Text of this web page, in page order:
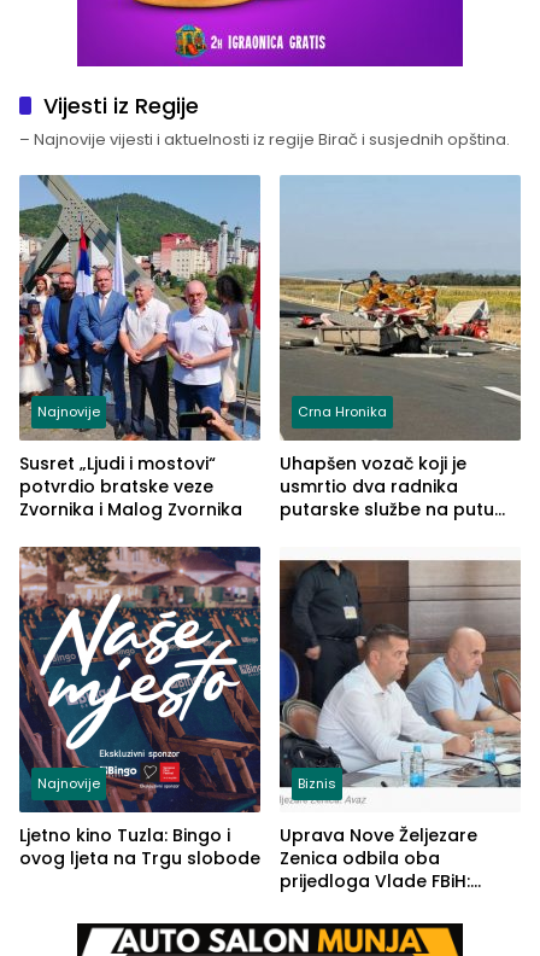
Vijesti iz Regije
– Najnovije vijesti i aktuelnosti iz regije Birač i susjednih opština.
Najnovije
Susret „Ljudi i mostovi“
potvrdio bratske veze
Zvornika i Malog Zvornika
Crna Hronika
Uhapšen vozač koji je
usmrtio dva radnika
putarske službe na putu
(FOTO)
Najnovije
Ljetno kino Tuzla: Bingo i
ovog ljeta na Trgu slobode
Biznis
Uprava Nove Željezare
Zenica odbila oba
prijedloga Vlade FBiH:
rješenje